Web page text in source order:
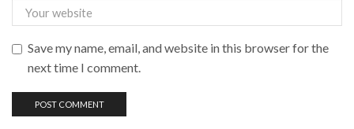
Save my name, email, and website in this browser for the
next time I comment.